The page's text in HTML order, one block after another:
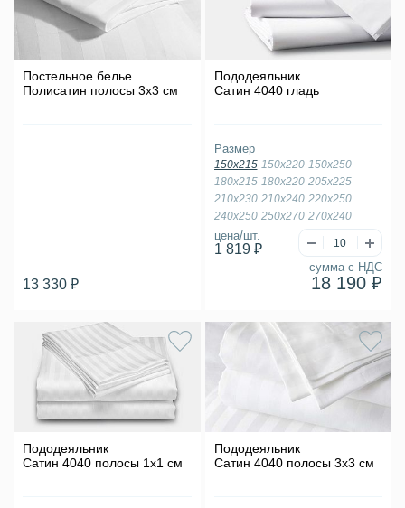
Постельное белье
Полисатин полосы 3х3 см
13 330 ₽
Пододеяльник
Сатин 4040 гладь
цена/шт.
1 819 ₽
сумма с НДС
18 190 ₽
Размер
150х215 150х220 150х250
180х215 180х220 205х225
210х230 210х240 220х250
240х250 250х270 270х240
Пододеяльник
Сатин 4040 полосы 1х1 см
Пододеяльник
Сатин 4040 полосы 3х3 см